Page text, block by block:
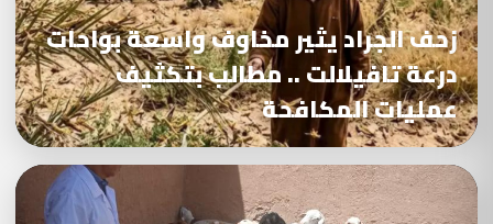
زحف الجراد يثير مخاوف واسعة بواحات
درعة تافيلالت .. مطالب بتكثيف
عمليات المكافحة